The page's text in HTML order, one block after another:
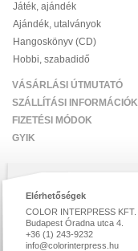
Játék, ajándék
Ajándék, utalványok
Hangoskönyv (CD)
Hobbi, szabadidő
VÁSÁRLÁSI ÚTMUTATÓ
SZÁLLÍTÁSI INFORMÁCIÓK
FIZETÉSI MÓDOK
GYIK
Elérhetőségek
COLOR INTERPRESS KFT.
Budapest Óradna utca 4.
+36 (1) 243-9232
info@colorinterpress.hu